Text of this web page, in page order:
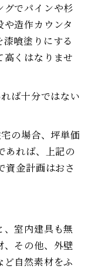
グでパインや杉
造作カウンタ
喰塗りにする
高くはなりませ
ば十分ではない
の場合、坪単価
あれば、上記の
資金計画はおさ
、室内建具も無
、その他、外壁
自然素材をふ